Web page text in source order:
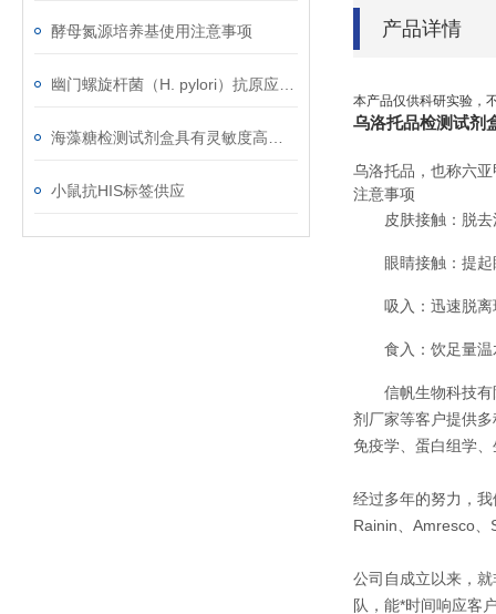
酵母氮源培养基使用注意事项
小鼠抗HIS标签供应
产品详情
本产品仅供科研实验，
乌洛托品检测试剂
乌洛托品，也称六
注意事项
皮肤接触：脱
眼睛接触：提
吸入：迅速脱
食入：饮足量
信帆生物科技
剂厂家等客户提供
免疫学、蛋白组学
经过多年的努力，
Rainin、Amresco
公司自成立以来，
队，能*时间响应客